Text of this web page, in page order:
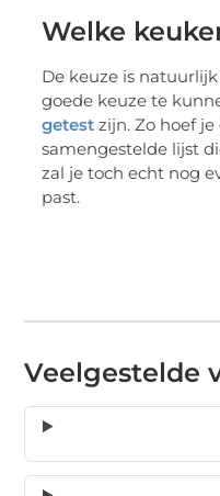
Welke
De keuze is
goede keuze te
getest zijn. Zo hoef
samengestelde lijst
zal je toch echt nog
past.
Veelgestelde